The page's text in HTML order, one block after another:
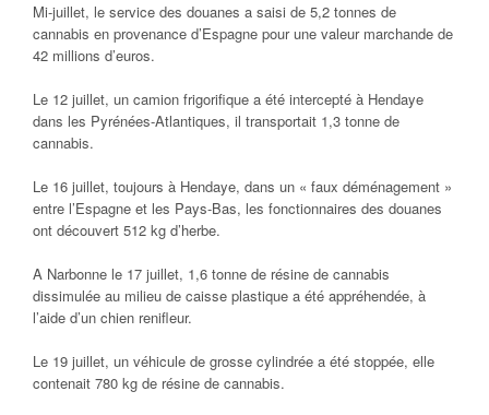
Mi-juillet, le service des douanes a saisi de 5,2 tonnes de
cannabis en provenance d’Espagne pour une valeur marchande de
42 millions d’euros.
Le 12 juillet, un camion frigorifique a été intercepté à Hendaye
dans les Pyrénées-Atlantiques, il transportait 1,3 tonne de
cannabis.
Le 16 juillet, toujours à Hendaye, dans un « faux déménagement »
entre l’Espagne et les Pays-Bas, les fonctionnaires des douanes
ont découvert 512 kg d’herbe.
A Narbonne le 17 juillet, 1,6 tonne de résine de cannabis
dissimulée au milieu de caisse plastique a été appréhendée, à
l’aide d’un chien renifleur.
Le 19 juillet, un véhicule de grosse cylindrée a été stoppée, elle
contenait 780 kg de résine de cannabis.